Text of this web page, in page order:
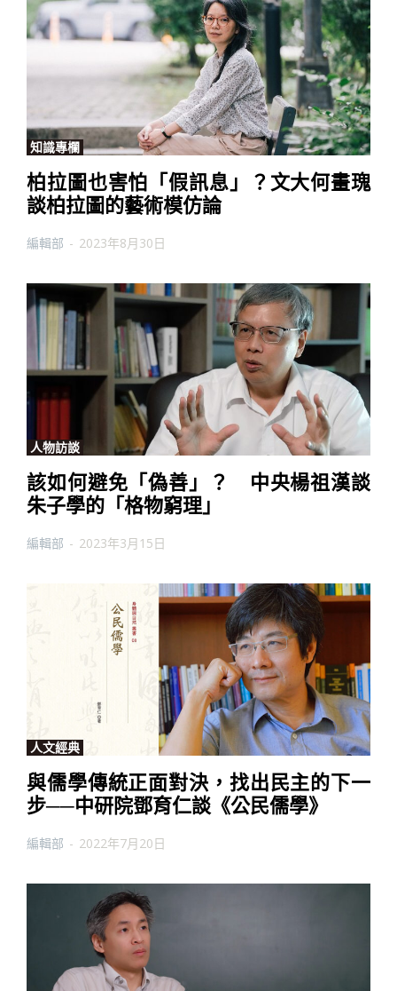
知識專欄
柏拉圖也害怕「假訊息」？文大何畫瑰
談柏拉圖的藝術模仿論
編輯部 - 2023年8月30日
人物訪談
該如何避免「偽善」？ 中央楊祖漢談
朱子學的「格物窮理」
編輯部 - 2023年3月15日
人文經典
與儒學傳統正面對決，找出民主的下一
步──中研院鄧育仁談《公民儒學》
編輯部 - 2022年7月20日